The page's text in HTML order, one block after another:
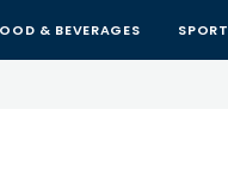
& BEVERAGES SPORT